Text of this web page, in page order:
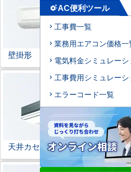
壁掛形
天井カセット形1方向
settings_suggestAC便利ツール
工事費一覧
業務用エアコン価格一
電気料金シミュレーシ
工事費用シミュレーシ
エラーコード一覧